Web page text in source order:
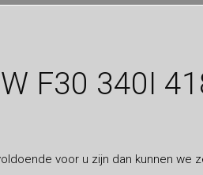
F30 340I
voor u zijn dan kunnen we